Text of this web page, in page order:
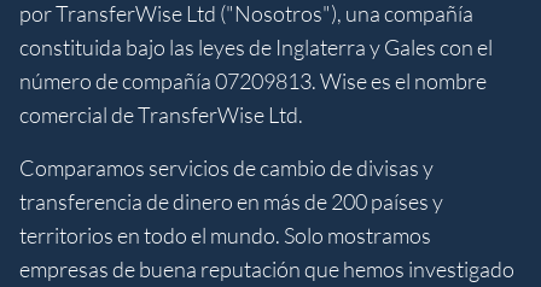
por TransferWise Ltd ("Nosotros"), una compañía
constituida bajo las leyes de Inglaterra y Gales con el
número de compañía 07209813. Wise es el nombre
comercial de TransferWise Ltd.
Comparamos servicios de cambio de divisas y
transferencia de dinero en más de 200 países y
territorios en todo el mundo. Solo mostramos
empresas de buena reputación que hemos investigado